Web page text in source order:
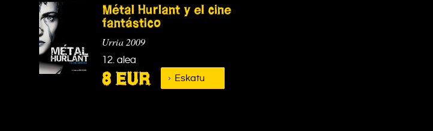
Métal Hurlant y el cine
fantástico
Urria 2009
12. alea
8 EUR Eskatu